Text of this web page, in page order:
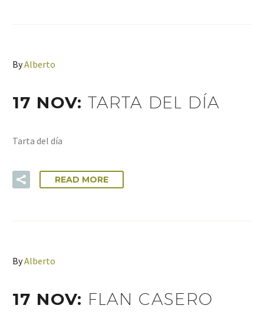
ByAlberto
17 NOV:TARTA DEL DÍA
Tarta del día
READ MORE
ByAlberto
17 NOV: FLAN CASERO